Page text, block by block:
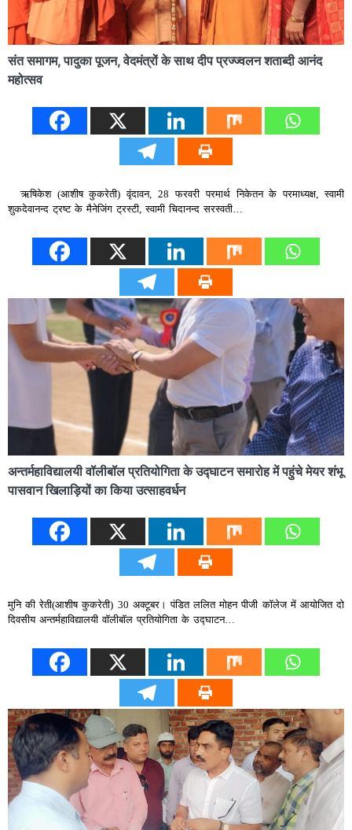
संत समागम, पादुका पूजन, वेदमंत्रों के साथ दीप प्रज्ज्वलन शताब्दी आनंद
महोत्सव
ऋषिकेश (आशीष कुकरेती) वृंदावन, 28 फरवरी परमार्थ निकेतन के परमाध्यक्ष, स्वामी
शुकदेवानन्द ट्रष्ट के मैनेजिंग ट्रस्टी, स्वामी चिदानन्द सरस्वती…
अन्तर्महाविद्यालयी वॉलीबॉल प्रतियोगिता के उद्घाटन समारोह में पहुंचे मेयर शंभू
पासवान खिलाड़ियों का किया उत्साहवर्धन
मुनि की रेती(आशीष कुकरेती) 30 अक्टूबर। पंडित ललित मोहन पीजी कॉलेज में आयोजित दो
दिवसीय अन्तर्महाविद्यालयी वॉलीबॉल प्रतियोगिता के उद्घाटन…